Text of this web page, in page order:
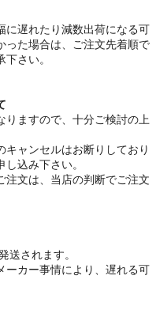
に遅れたり減数出荷になる可
った場合は、ご注文先着順で
さい。
りますので、十分ご検討の上
キャンセルはお断りしており
込み下さい。
注文は、当店の判断でご注文
送されます。
ーカー事情により、遅れる可